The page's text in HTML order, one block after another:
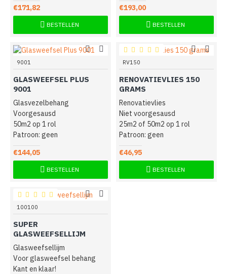
€171,82
BESTELLEN
€193,00
BESTELLEN
9001
GLASWEEFSEL PLUS
9001
Glasvezelbehang
Voorgesausd
50m2 op 1 rol
Patroon: geen
€144,05
BESTELLEN
RV150
RENOVATIEVLIES 150
GRAMS
Renovatievlies
Niet voorgesausd
25m2 of 50m2 op 1 rol
Patroon: geen
€46,95
BESTELLEN
100100
SUPER
GLASWEEFSELLIJM
Glasweefsellijm
Voor glasweefsel behang
Kant en klaar!